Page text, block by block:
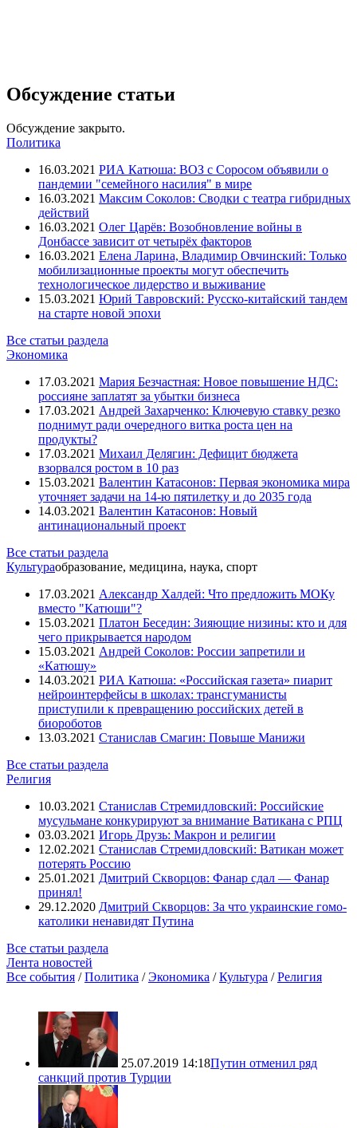
Обсуждение статьи
Обсуждение закрыто.
Политика
16.03.2021 РИА Катюша: ВОЗ с Соросом объявили о
пандемии "семейного насилия" в мире
16.03.2021 Максим Соколов: Сводки с театра гибридных
действий
16.03.2021 Олег Царёв: Возобновление войны в
Донбассе зависит от четырёх факторов
16.03.2021 Елена Ларина, Владимир Овчинский: Только
мобилизационные проекты могут обеспечить
технологическое лидерство и выживание
15.03.2021 Юрий Тавровский: Русско-китайский тандем
на старте новой эпохи
Все статьи раздела
Экономика
17.03.2021 Мария Безчастная: Новое повышение НДС:
россияне заплатят за убытки бизнеса
17.03.2021 Андрей Захарченко: Ключевую ставку резко
поднимут ради очередного витка роста цен на
продукты?
17.03.2021 Михаил Делягин: Дефицит бюджета
взорвался ростом в 10 раз
15.03.2021 Валентин Катасонов: Первая экономика мира
уточняет задачи на 14-ю пятилетку и до 2035 года
14.03.2021 Валентин Катасонов: Новый
антинациональный проект
Все статьи раздела
Культураобразование, медицина, наука, спорт
17.03.2021 Александр Халдей: Что предложить МОКу
вместо "Катюши"?
15.03.2021 Платон Беседин: Зияющие низины: кто и для
чего прикрывается народом
15.03.2021 Андрей Соколов: России запретили и
«Катюшу»
14.03.2021 РИА Катюша: «Российская газета» пиарит
нейроинтерфейсы в школах: трансгуманисты
приступили к превращению российских детей в
биороботов
13.03.2021 Станислав Смагин: Повыше Манижи
Все статьи раздела
Религия
10.03.2021 Станислав Стремидловский: Российские
мусульмане конкурируют за внимание Ватикана с РПЦ
03.03.2021 Игорь Друзь: Макрон и религии
12.02.2021 Станислав Стремидловский: Ватикан может
потерять Россию
25.01.2021 Дмитрий Скворцов: Фанар сдал — Фанар
принял!
29.12.2020 Дмитрий Скворцов: За что украинские гомо-
католики ненавидят Путина
Все статьи раздела
Лента новостей
Все события /Политика /Экономика /Культура /Религия
25.07.2019 14:18Путин отменил ряд
санкций против Турции